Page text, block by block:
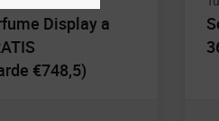
Display a
€748,5)